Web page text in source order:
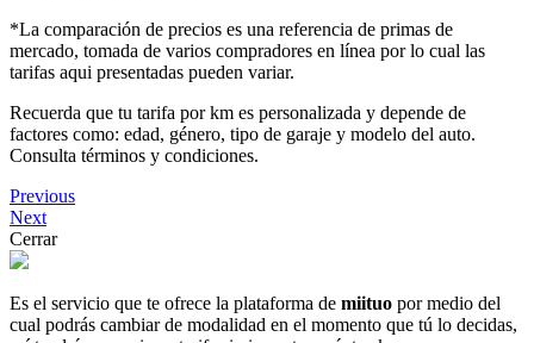
*La comparación de precios es una referencia de primas de
mercado, tomada de varios compradores en línea por lo cual las
tarifas aqui presentadas pueden variar.
Recuerda que tu tarifa por km es personalizada y depende de
factores como: edad, género, tipo de garaje y modelo del auto.
Consulta términos y condiciones.
Previous
Next
Cerrar
Es el servicio que te ofrece la plataforma de miituo por medio del
cual podrás cambiar de modalidad en el momento que tú lo decidas,